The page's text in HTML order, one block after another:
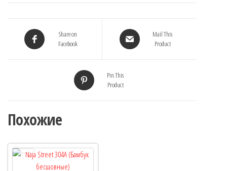
Share on
Facebook
Mail This
Product
Pin This
Product
Похожие